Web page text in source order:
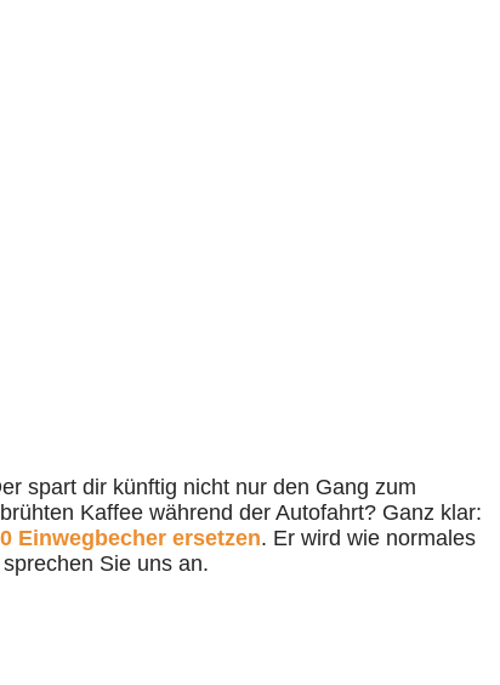
spart dir künftig nicht nur den Gang zum
Kaffee während der Autofahrt? Ganz klar:
Einwegbecher ersetzen. Er wird wie normales
Sie uns an.